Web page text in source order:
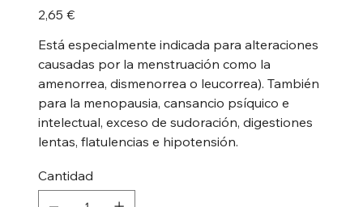
Precio
2,65 €
Está especialmente indicada para alteraciones
causadas por la menstruación como la
amenorrea, dismenorrea o leucorrea). También
para la menopausia, cansancio psíquico e
intelectual, exceso de sudoración, digestiones
lentas, flatulencias e hipotensión.
Cantidad